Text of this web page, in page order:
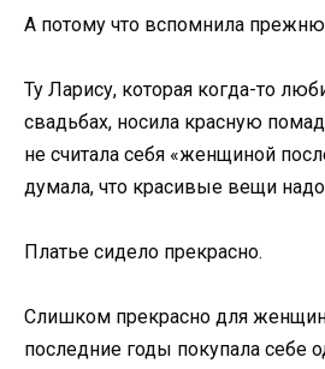
А потому что вспомнила
Ту Ларису, которая когда-то
свадьбах, носила красную
не считала себя «женщиной
думала, что красивые вещи
Платье сидело прекрасно.
Слишком прекрасно для
последние годы покупала себе